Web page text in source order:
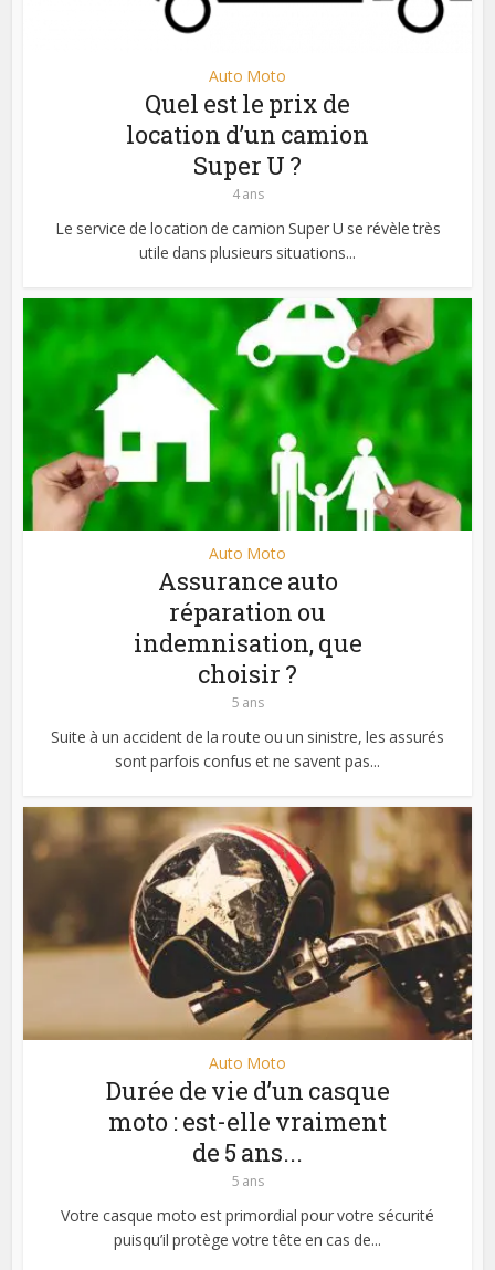
Auto Moto
Quel est le prix de
location d’un camion
Super U ?
4 ans
Le service de location de camion Super U se révèle très
utile dans plusieurs situations...
Auto Moto
Assurance auto
réparation ou
indemnisation, que
choisir ?
5 ans
Suite à un accident de la route ou un sinistre, les assurés
sont parfois confus et ne savent pas...
Auto Moto
Durée de vie d’un casque
moto : est-elle vraiment
de 5 ans...
5 ans
Votre casque moto est primordial pour votre sécurité
puisqu’il protège votre tête en cas de...